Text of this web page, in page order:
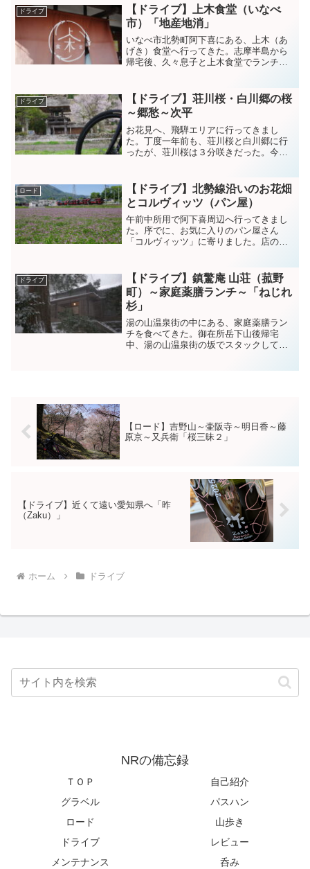
重県産のカキを使ったカキフライ定食。
ゆっくりと過ごせるし、良...
ドライブ
【ドライブ】上木食堂（いなべ
市）「地産地消」
いなべ市北勢町阿下喜にある、上木（あ
げき）食堂へ行ってきた。志摩半島から
帰宅後、久々息子と上木食堂でランチを
かけだった。昼からエモンダさんのシフ
トワイヤー交換して、ギア...
ドライブ
【ドライブ】荘川桜・白川郷の桜
～郷愁～次平
お花見へ、飛騨エリアに行ってきまし
た。丁度一年前も、荘川桜と白川郷に行
ったが、荘川桜は３分咲きだった。今年
がの高原。散り始めてる桜もあるが、満
開の桜もあった。桜を楽しみ...
ロード
【ドライブ】北勢線沿いのお花畑
とコルヴィッツ（パン屋）
午前中所用で阿下喜周辺へ行ってきまし
た。序でに、お気に入りのパン屋さん
「コルヴィッツ」に寄りました。店の前
ンとクロワッサンとパニーニを。レンゲ
畑。阿下喜駅の横にある。藤...
ドライブ
【ドライブ】鎮驚庵 山荘（菰野
町）～家庭薬膳ランチ～「ねじれ
杉」
湯の山温泉街の中にある、家庭薬膳ラン
チを食べてきた。御在所岳下山後帰宅
中、湯の山温泉街の坂でスタックしてい
【ロード】吉野山～壷阪寺～明日香～藤
原京～又兵衛「桜三昧２」
【ドライブ】近くて遠い愛知県へ「昨
（Zaku）」
ホーム ドライブ
NRの備忘録
ＴＯＰ
自己紹介
グラベル
パスハン
ロード
山歩き
ドライブ
レビュー
メンテナンス
呑み